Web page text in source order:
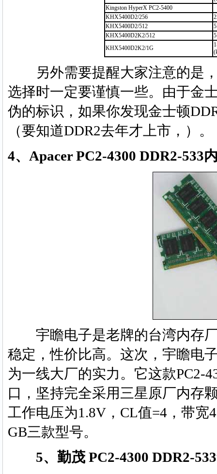
Kingston HyperX PC2-5400
KHX5400D2/256
KHX5400D2/512
KHX5400D2K2/512
KHX5400D2K2/1G
另外需要提醒大家注意的是，
选择时一定要谨慎一些。由于金
伪的标识，如果你发现金士顿
（要知道DDR2去年才上市，）。
4、Apacer PC2-4300 DDR2-533
宇瞻电子是老牌的台湾内存厂
稳定，性价比高。这次，宇瞻电
为一线大厂的实力。它这款PC2-
口，坚持完全采用三星原厂内存
工作电压为1.8V，CL值=4，带宽
GB三款型号。
5、勤茂 PC2-4300 DDR2-